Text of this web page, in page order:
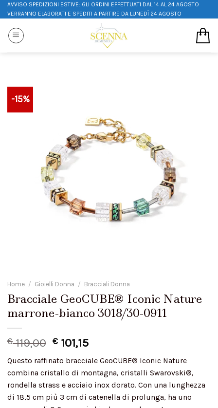
AVVISO SPEDIZIONI ESTIVE: GLI ORDINI EFFETTUATI DAL 14 AL 24 AGOSTO
VERRANNO ELABORATI E SPEDITI A PARTIRE DA LUNEDÌ 24 AGOSTO
-15%
Home / Gioielli Donna / Bracciali Donna
Bracciale GeoCUBE® Iconic Nature
marrone-bianco 3018/30-0911
€119,00 € 101,15
Questo raffinato bracciale GeoCUBE® Iconic Nature
combina cristallo di montagna, cristalli Swarovski®,
rondella strass e acciaio inox dorato. Con una lunghezza
di 18,5 cm più 3 cm di catenella di prolunga, ha uno